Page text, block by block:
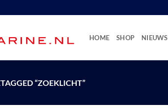
HOME SHOP NIEUWS
“ZOEKLICHT”